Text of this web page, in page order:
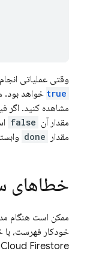
وقتی عملیاتی
true خواهد بود.
مشاهده کنید. اگر
مقدار آن false
مقدار
done
خطاهای
ممکن است هنگام
خودکار فهرست، با
Cloud Firestore